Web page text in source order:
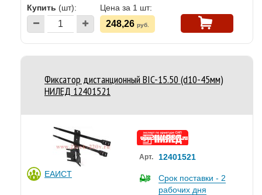
Купить (шт): Цена за 1 шт:
248,26 руб.
Фиксатор дистанционный BIC-15.50 (d10-45мм)
НИЛЕД 12401521
ЕАИСТ
Арт. 12401521
Срок поставки - 2
рабочих дня